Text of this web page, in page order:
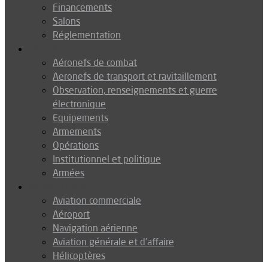
Financements
Salons
Réglementation
Aéronefs de combat
Aeronefs de transport et ravitaillement
Observation, renseignements et guerre
électronique
Equipements
Armements
Opérations
Institutionnel et politique
Armées
Aviation commerciale
Aéroport
Navigation aérienne
Aviation générale et d’affaire
Hélicoptères